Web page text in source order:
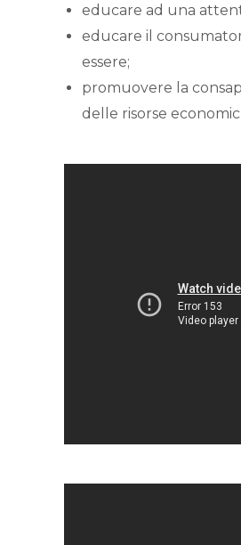
educare ad una
educare il
essere;
promuovere la
delle risorse